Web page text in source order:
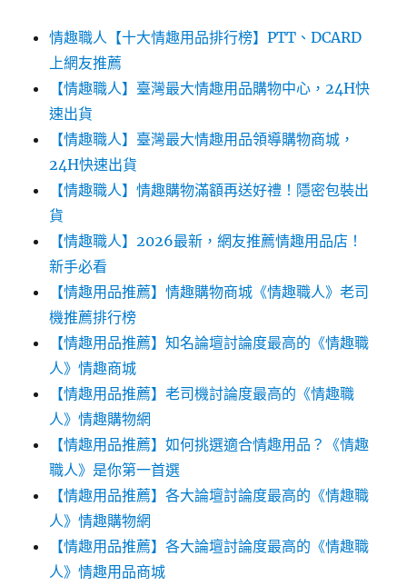
情趣職人【十大情趣用品排行榜】PTT、DCARD
上網友推薦
【情趣職人】臺灣最大情趣用品購物中心，24H快
速出貨
【情趣職人】臺灣最大情趣用品領導購物商城，
24H快速出貨
【情趣職人】情趣購物滿額再送好禮！隱密包裝出
貨
【情趣職人】2026最新，網友推薦情趣用品店！
新手必看
【情趣用品推薦】情趣購物商城《情趣職人》老司
機推薦排行榜
【情趣用品推薦】知名論壇討論度最高的《情趣職
人》情趣商城
【情趣用品推薦】老司機討論度最高的《情趣職
人》情趣購物網
【情趣用品推薦】如何挑選適合情趣用品？《情趣
職人》是你第一首選
【情趣用品推薦】各大論壇討論度最高的《情趣職
人》情趣購物網
【情趣用品推薦】各大論壇討論度最高的《情趣職
人》情趣用品商城